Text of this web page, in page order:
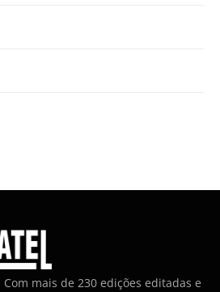
mais de 230 edições editadas e